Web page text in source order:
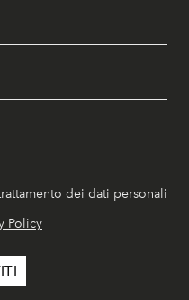
dei dati personali
Policy